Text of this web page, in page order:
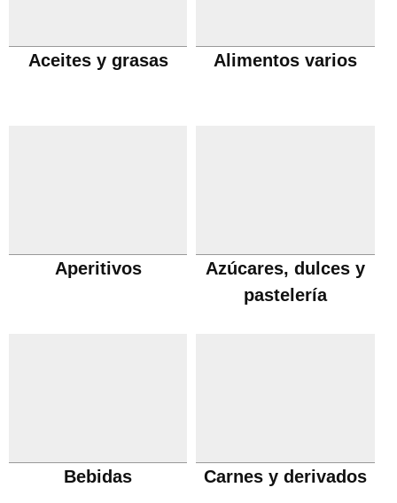
Aceites y grasas Alimentos varios
Aperitivos
Azúcares, dulces y
pastelería
Bebidas Carnes y derivados